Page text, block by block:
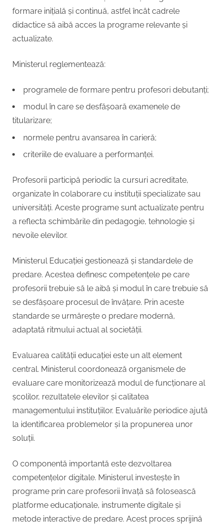
formare inițială și continuă, astfel încât cadrele
didactice să aibă acces la programe relevante și
actualizate.
Ministerul reglementează:
programele de formare pentru profesori debutanți;
modul în care se desfășoară examenele de
titularizare;
normele pentru avansarea în carieră;
criteriile de evaluare a performanței.
Profesorii participă periodic la cursuri acreditate,
organizate în colaborare cu instituții specializate sau
universități. Aceste programe sunt actualizate pentru
a reflecta schimbările din pedagogie, tehnologie și
nevoile elevilor.
Ministerul Educației gestionează și standardele de
predare. Acestea definesc competențele pe care
profesorii trebuie să le aibă și modul în care trebuie să
se desfășoare procesul de învățare. Prin aceste
standarde se urmărește o predare modernă,
adaptată ritmului actual al societății.
Evaluarea calității educației este un alt element
central. Ministerul coordonează organismele de
evaluare care monitorizează modul de funcționare al
școlilor, rezultatele elevilor și calitatea
managementului instituțiilor. Evaluările periodice ajută
la identificarea problemelor și la propunerea unor
soluții.
O componentă importantă este dezvoltarea
competențelor digitale. Ministerul investește în
programe prin care profesorii învață să folosească
platforme educaționale, instrumente digitale și
metode interactive de predare. Acest proces sprijină